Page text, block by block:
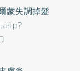
蒙失調掉髮